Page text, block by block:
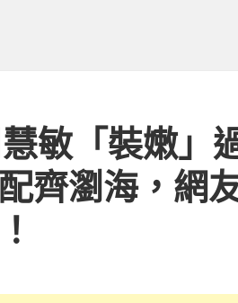
敏「裝嫩」
齊瀏海，網